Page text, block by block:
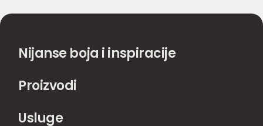
Nijanse boja i inspiracije
Proizvodi
Usluge